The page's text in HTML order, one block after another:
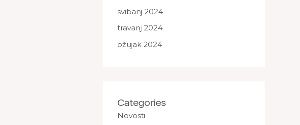
svibanj 2024
travanj 2024
ožujak 2024
Categories
Novosti